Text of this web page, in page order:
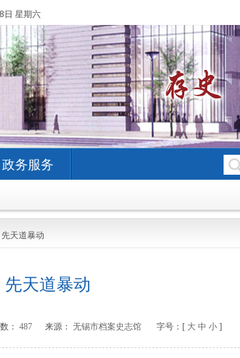
日 星期六
政务服务
先天道暴动
先天道暴动
： 487来源： 无锡市档案史志馆 字号：[ 大 中 小]